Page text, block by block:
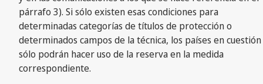
párrafo 3). Si sólo existen esas condiciones para
determinadas categorías de títulos de protección o
determinados campos de la técnica, los países en cuestión
sólo podrán hacer uso de la reserva en la medida
correspondiente.